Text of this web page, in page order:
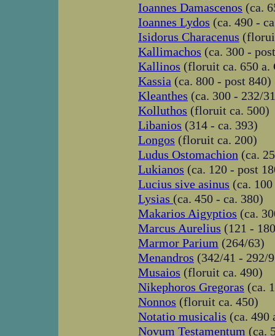
Ioannes Damascenos (ca.
Ioannes Lydos (ca. 490 -
Isidorus Characenus
Kallimachos (ca. 300 -
Kallinos (floruit ca. 650 a.
Kassia (ca. 800 - post 840)
Kleanthes (ca. 300 - 232/
Kolluthos (floruit ca. 500)
Libanios (314 - ca. 393)
Longos (floruit ca. 200)
Ludus Ostomachion (ca.
Lukianos (ca. 120 - post
Lucius sive asinus (ca.
Lysias (ca. 450 - ca. 380)
Makarios Aigyptios (ca.
Marcus Aurelius (121 -
Marmor Parium (264/63)
Menandros (342/41 - 292/
Musaios (floruit ca. 490)
Nikephoros Gregoras (ca.
Nonnos (floruit ca. 450)
Notatio musicalis (ca. 490
Novum Testamentum (ca.